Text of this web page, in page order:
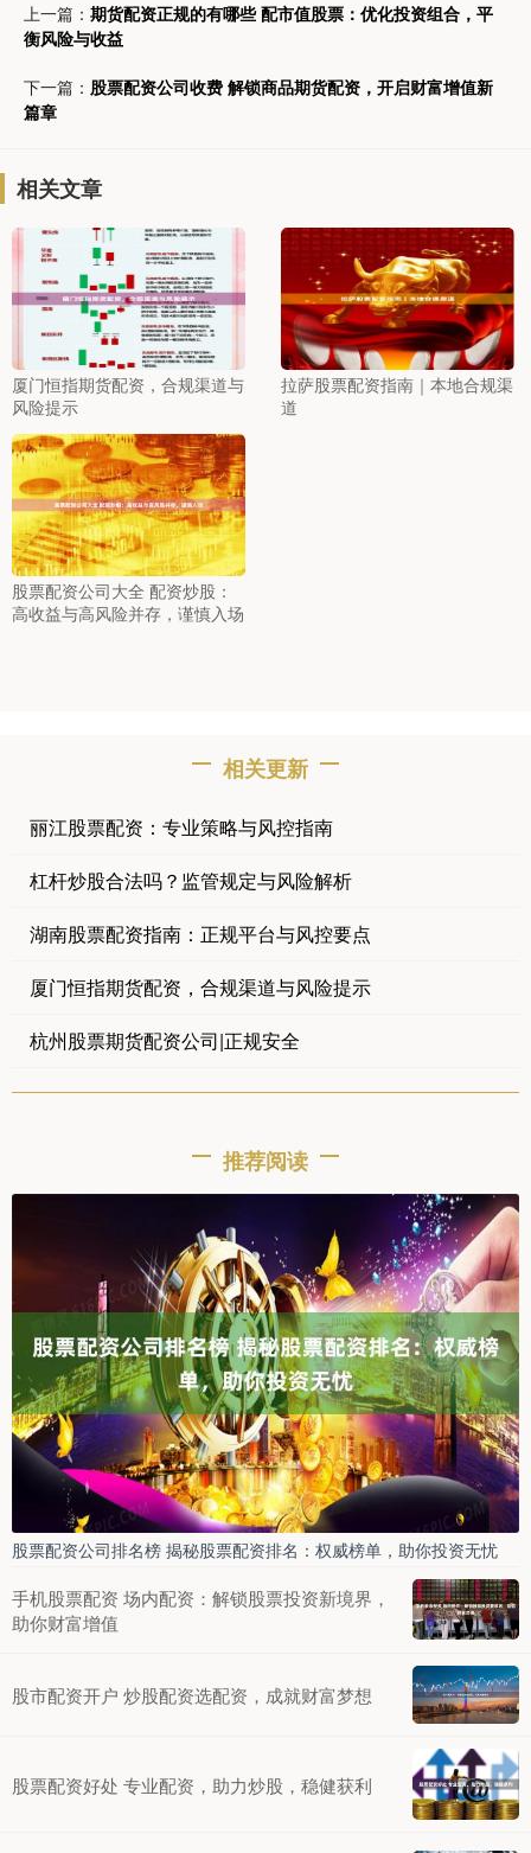
上一篇： 期货配资正规的有哪些 配市值股票：优化投资组合，平
衡风险与收益
下一篇： 股票配资公司收费 解锁商品期货配资，开启财富增值新
篇章
相关文章
厦门恒指期货配资，合规渠道与
风险提示
拉萨股票配资指南｜本地合规渠
道
股票配资公司大全 配资炒股：
高收益与高风险并存，谨慎入场
相关更新
丽江股票配资：专业策略与风控指南
杠杆炒股合法吗？监管规定与风险解析
湖南股票配资指南：正规平台与风控要点
厦门恒指期货配资，合规渠道与风险提示
杭州股票期货配资公司|正规安全
推荐阅读
股票配资公司排名榜 揭秘股票配资排名：权威榜单，助你投资无忧
手机股票配资 场内配资：解锁股票投资新境界，
助你财富增值
股市配资开户 炒股配资选配资，成就财富梦想
股票配资好处 专业配资，助力炒股，稳健获利